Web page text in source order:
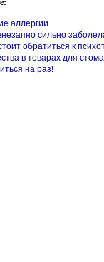
аллергии
сильно
обратиться к
в товарах для
на раз!